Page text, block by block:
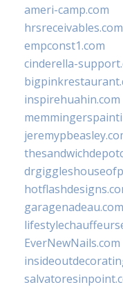
ameri-camp.com
hrsreceivables.com
empconst1.com
cinderella-
inspirehuahin.com
garagenadeau.com
EverNewNails.com